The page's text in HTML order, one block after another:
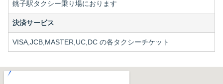
銚子駅タクシー乗り場におります
決済サービス
VISA,JCB,MASTER,UC,DC の各タクシーチケット